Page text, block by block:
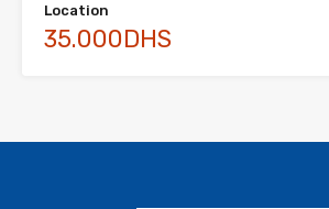
Location
35.000DHS